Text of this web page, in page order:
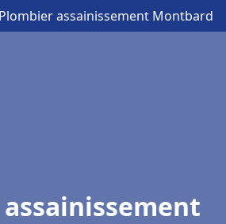
assainissement Montbard